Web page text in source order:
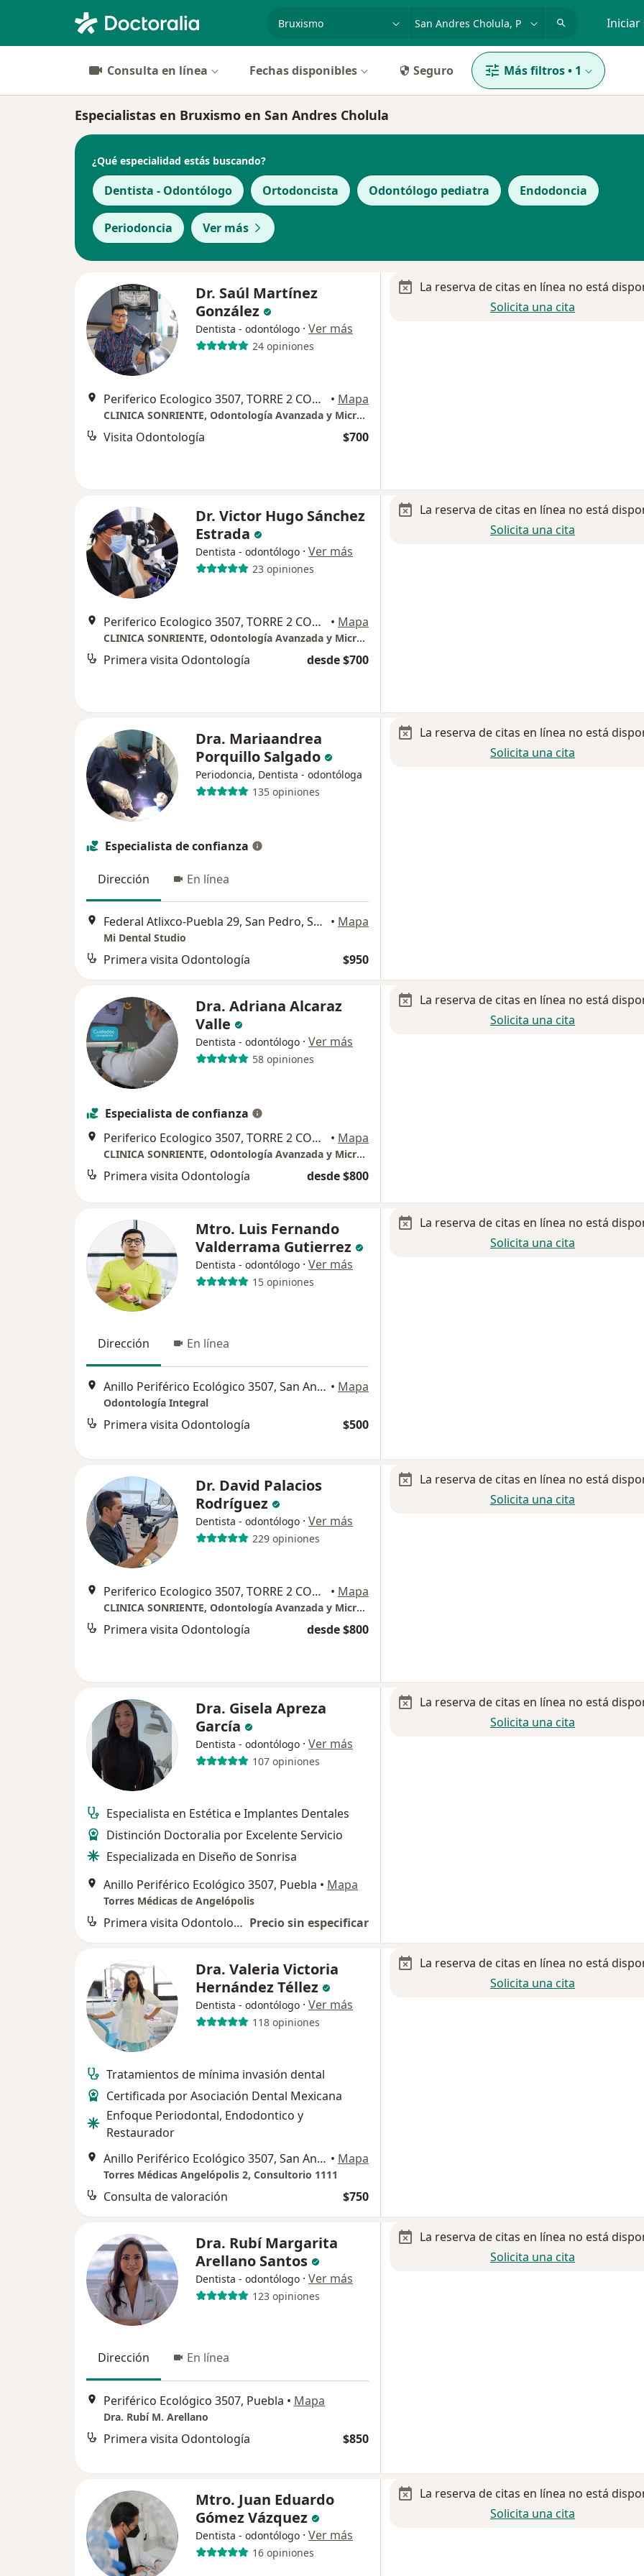
Iniciar
Consulta en línea Fechas disponibles Seguro Más filtros• 1
Especialistas en Bruxismo en San Andres Cholula
¿Qué especialidad estás buscando?
Dentista - Odontólogo Ortodoncista Odontólogo pediatra Endodoncia
Periodoncia Ver más
Dr. Saúl Martínez
González
Dentista - odontólogo · Ver más
24 opiniones
Periferico Ecologico 3507, TORRE 2 CONSULTORIO 1810, San Andres Cholula • Mapa
CLINICA SONRIENTE, Odontología Avanzada y Microscópica.
Visita Odontología $700
La reserva de citas en línea no está
Solicita una cita
Dr. Victor Hugo Sánchez
Estrada
Dentista - odontólogo · Ver más
23 opiniones
Periferico Ecologico 3507, TORRE 2 CONSULTORIO 1810, San Andres Cholula • Mapa
CLINICA SONRIENTE, Odontología Avanzada y Microscópica.
Primera visita Odontología desde $700
La reserva de citas en línea no está
Solicita una cita
Dra. Mariaandrea
Porquillo Salgado
Periodoncia, Dentista - odontóloga
135 opiniones
Especialista de confianza
Dirección En línea
Federal Atlixco-Puebla 29, San Pedro, San Francisco Acatepec, 72846 San Andrés Cholula, Pue., Puebla • Mapa
Mi Dental Studio
Primera visita Odontología $950
La reserva de citas en línea no está
Solicita una cita
Dra. Adriana Alcaraz
Valle
Dentista - odontólogo · Ver más
58 opiniones
Especialista de confianza
Periferico Ecologico 3507, TORRE 2 CONSULTORIO 1810, San Andres Cholula
• Mapa
CLINICA SONRIENTE, Odontología Avanzada y Microscópica.
Primera visita Odontología desde $800
La reserva de citas en línea no está
Solicita una cita
Mtro. Luis Fernando
Valderrama Gutierrez
Dentista - odontólogo · Ver más
15 opiniones
Dirección En línea
Anillo Periférico Ecológico 3507, San Andres Cholula • Mapa
Odontología Integral
Primera visita Odontología $500
La reserva de citas en línea no está
Solicita una cita
Dr. David Palacios
Rodríguez
Dentista - odontólogo · Ver más
229 opiniones
Periferico Ecologico 3507, TORRE 2 CONSULTORIO 1810, San Andres Cholula • Mapa
CLINICA SONRIENTE, Odontología Avanzada y Microscópica.
Primera visita Odontología desde $800
La reserva de citas en línea no está
Solicita una cita
Dra. Gisela Apreza
García
Dentista - odontólogo · Ver más
107 opiniones
Especialista en Estética e Implantes Dentales
Distinción Doctoralia por Excelente Servicio
Especializada en Diseño de Sonrisa
Anillo Periférico Ecológico 3507, Puebla • Mapa
Torres Médicas de Angelópolis
Primera visita Odontología Precio sin especificar
La reserva de citas en línea no está
Solicita una cita
Dra. Valeria Victoria
Hernández Téllez
Dentista - odontólogo · Ver más
118 opiniones
Tratamientos de mínima invasión dental
Certificada por Asociación Dental Mexicana
Enfoque Periodontal, Endodontico y
Restaurador
Anillo Periférico Ecológico 3507, San Andres Cholula • Mapa
Torres Médicas Angelópolis 2, Consultorio 1111
Consulta de valoración $750
La reserva de citas en línea no está
Solicita una cita
Dra. Rubí Margarita
Arellano Santos
Dentista - odontólogo · Ver más
123 opiniones
Dirección En línea
Periférico Ecológico 3507, Puebla • Mapa
Dra. Rubí M. Arellano
Primera visita Odontología $850
La reserva de citas en línea no está
Solicita una cita
Mtro. Juan Eduardo
Gómez Vázquez
Dentista - odontólogo · Ver más
16 opiniones
La reserva de citas en línea no está
Solicita una cita